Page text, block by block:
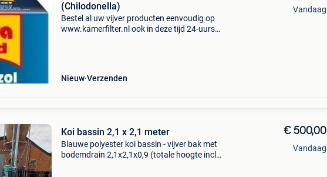
(Chilodonella)
Bestel al uw vijver producten eenvoudig op
www.kamerfilter.nl ook in deze tijd 24-uurs
Nieuw Verzenden
Vandaag
Koi bassin 2,1 x 2,1 meter
Blauwe polyester koi bassin - vijver bak met
bodemdrain 2,1x2,1x0,9 (totale hoogte incl
€ 500,00
Vandaag